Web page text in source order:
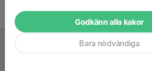
Godkänn alla kakor
Bara nödvändiga